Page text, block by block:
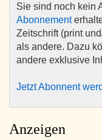
Sie sind noch kein
Abonnement
Zeitschrift (print
als andere. Dazu
andere exklusive
Jetzt Abonnent
Anzeigen